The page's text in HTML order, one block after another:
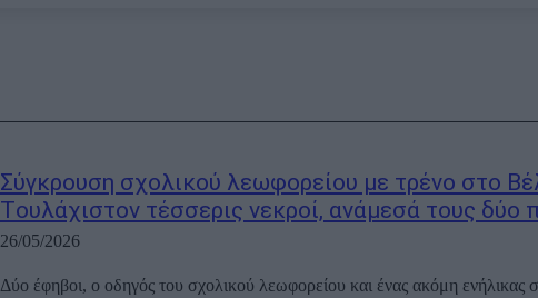
Σύγκρουση σχολικού λεωφορείου με τρένο στο
Tουλάχιστον τέσσερις νεκροί, ανάμεσά τους δύο
26/05/2026
Δύο έφηβοι, ο οδηγός του σχολικού λεωφορείου και ένας ακόμη ενήλικας